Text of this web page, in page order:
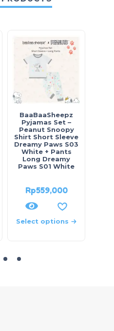
BaaBaaSheepz
Pyjamas Set –
Peanut Snoopy
Shirt Short Sleeve
Dreamy Paws S03
White + Pants
Long Dreamy
Paws S01 White
Rp559,000
Select options